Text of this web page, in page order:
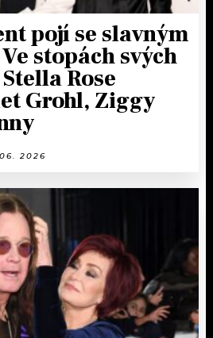
pojí se slavným
stopách svých
Rose
Grohl, Ziggy
2026